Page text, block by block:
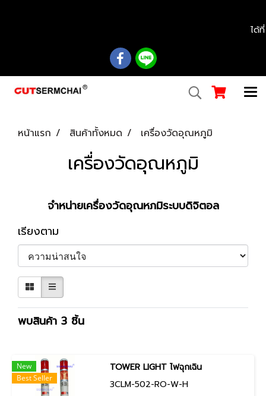
ได้
หน้าแรก สินค้าทั้งหมด เครื่องวัดอุณหภูมิ
เครื่องวัดอุณหภูมิ
จำหน่ายเครื่องวัดอุณหภมิระบบดิจิตอล
เรียงตาม
พบสินค้า 3 ชิ้น
New
Best Seller
TOWER LIGHT ไฟฉุกเฉิน
3CLM-502-RO-W-H